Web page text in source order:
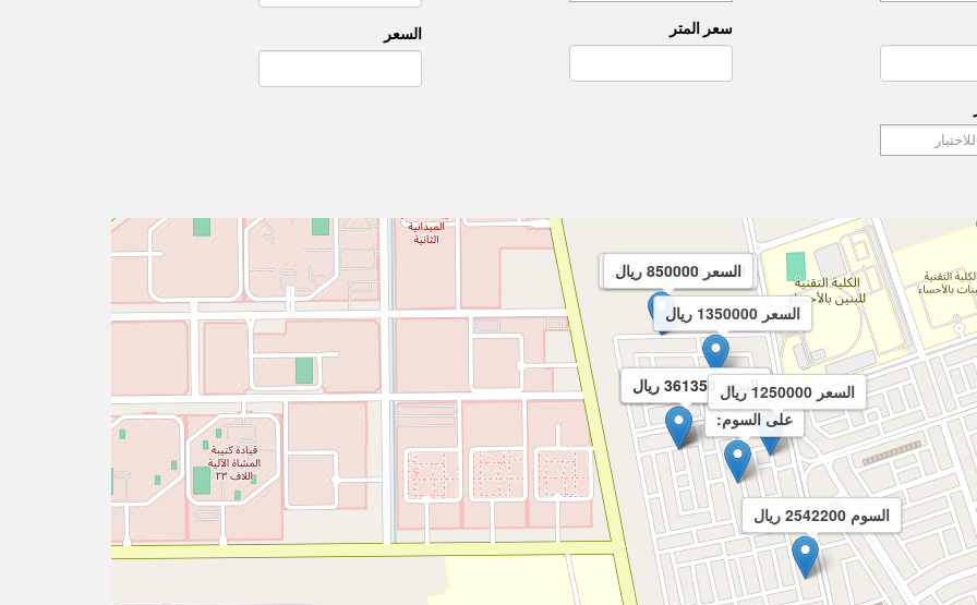
سعر المتر السعر
على السوم:
السوم 2542200 ريال
السعر 361350 ريال
السعر 361350 ريال
السعر 1000000 ريال
السعر 850000 ريال
السعر 1250000 ريال
السعر 1350000 ريال